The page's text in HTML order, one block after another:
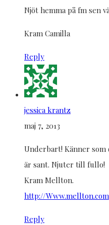
Njöt hemma på fm sen
Kram Camilla
Reply
jessica krantz
maj 7, 2013
Underbart! Känner
är sant. Njuter till fullo!
Kram Mellton.
http://Www.mellton.com
Reply